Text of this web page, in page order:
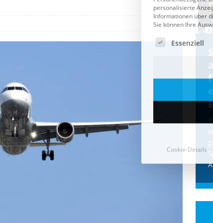
einfliegen: Zeit für ein
halten die Wähler für dumm! Weil die
Stimmung wegen der von Afghanen
verübten Anschläge kippte, wurden die
Flüge vor der
Cookie-Details